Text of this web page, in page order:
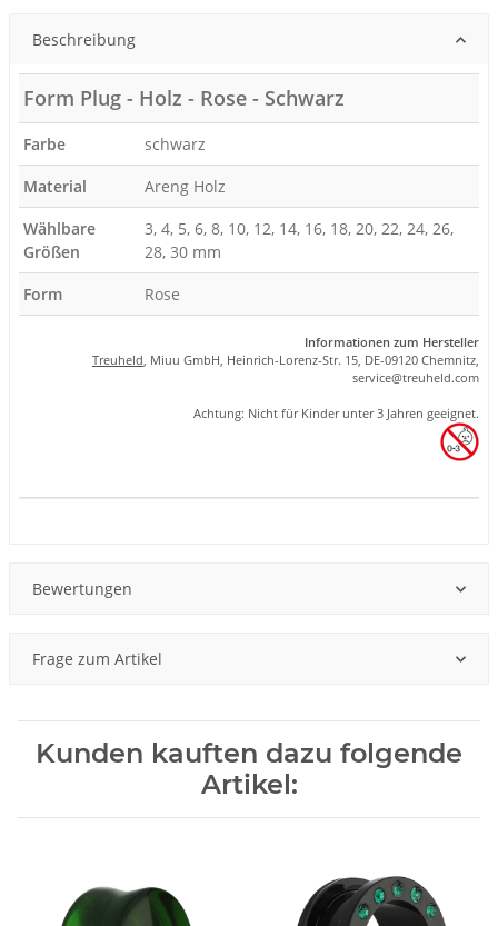
Beschreibung
Form Plug - Holz - Rose - Schwarz
Farbe
schwarz
Material
Areng Holz
Wählbare
Größen
3, 4, 5, 6, 8, 10, 12, 14, 16, 18, 20, 22, 24, 26,
28, 30 mm
Form
Rose
Informationen zum Hersteller
Treuheld, Miuu GmbH, Heinrich-Lorenz-Str. 15, DE-09120 Chemnitz,
service@treuheld.com
Achtung: Nicht für Kinder unter 3 Jahren geeignet.
Bewertungen
Frage zum Artikel
Kunden kauften dazu folgende
Artikel: